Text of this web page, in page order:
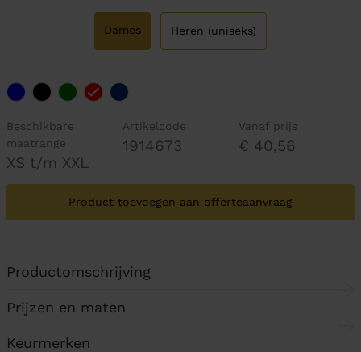
Dames Heren (uniseks)
Beschikbare
maatrange
XS t/m XXL
Artikelcode
1914673
Vanaf prijs
€ 40,56
Product toevoegen aan offerteaanvraag
Productomschrijving
Prijzen en maten
Keurmerken